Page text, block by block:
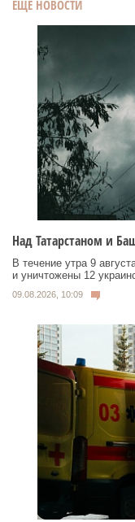
ЕЩЕ НОВОСТИ
Над Татарстаном и
В течение утра 9
и уничтожены 12
09.08.2026, 10:09